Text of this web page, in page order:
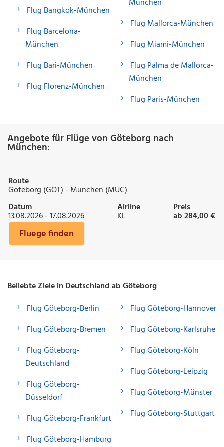
Flug Bangkok-München
Flug Barcelona-
München
Flug Bari-München
Flug Florenz-München
Flug Mallorca-München
Flug Miami-München
Flug Palma de Mallorca-
München
Flug Paris-München
Angebote für Flüge von Göteborg nach
München:
Route
Göteborg (GOT) - München (MUC)
Datum
13.08.2026 - 17.08.2026
Airline
KL
Preis
ab 284,00 €
Fluege finden
Beliebte Ziele in Deutschland ab Göteborg
Flug Göteborg-Berlin
Flug Göteborg-Bremen
Flug Göteborg-
Deutschland
Flug Göteborg-
Düsseldorf
Flug Göteborg-Frankfurt
Flug Göteborg-Hamburg
Flug Göteborg-Hannover
Flug Göteborg-Karlsruhe
Flug Göteborg-Köln
Flug Göteborg-Leipzig
Flug Göteborg-Münster
Flug Göteborg-Stuttgart